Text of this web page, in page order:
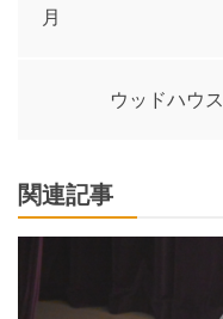
稿
ゲ
ー
月
ウッドハウ
関連記事